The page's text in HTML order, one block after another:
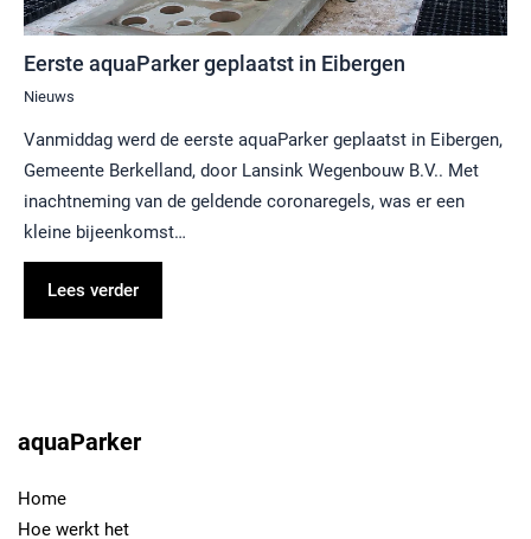
Eerste aquaParker geplaatst in Eibergen
Nieuws
Vanmiddag werd de eerste aquaParker geplaatst in Eibergen,
Gemeente Berkelland, door Lansink Wegenbouw B.V.. Met
inachtneming van de geldende coronaregels, was er een
kleine bijeenkomst…
Lees verder
aquaParker
Home
Hoe werkt het